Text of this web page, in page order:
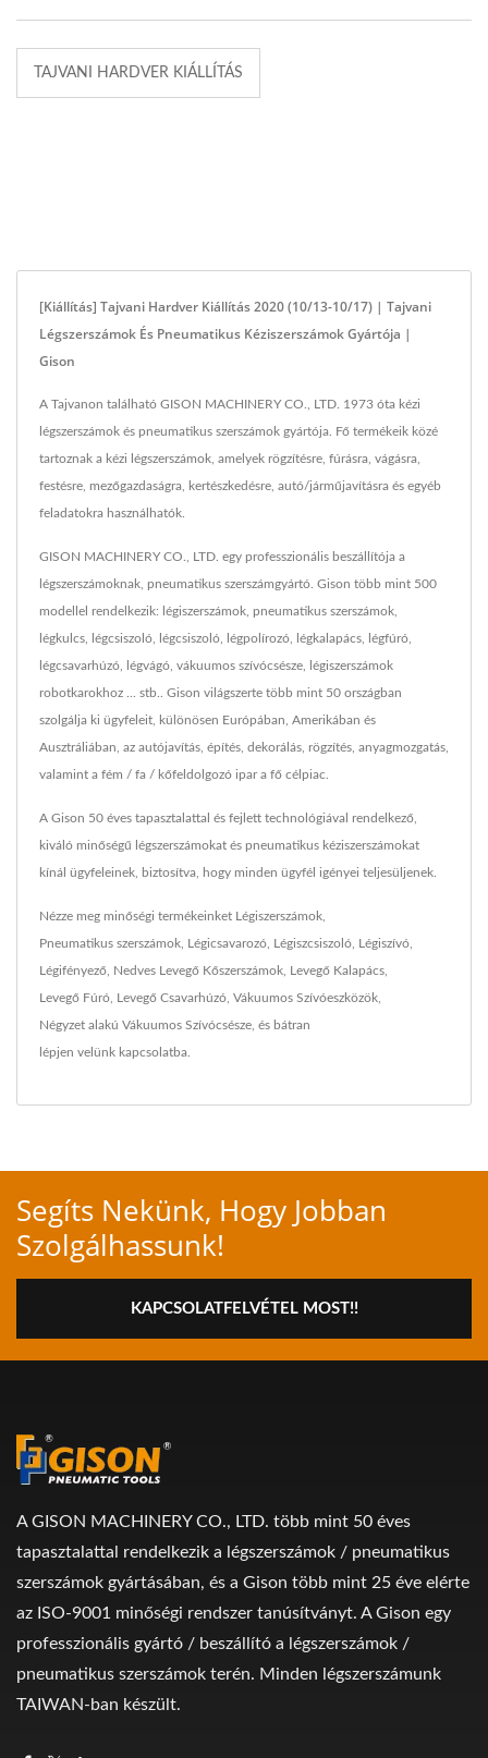
TAJVANI HARDVER KIÁLLÍTÁS
[Kiállítás] Tajvani Hardver Kiállítás 2020 (10/13-10/17) | Tajvani
Légszerszámok És Pneumatikus Kéziszerszámok Gyártója |
Gison
A Tajvanon található GISON MACHINERY CO., LTD. 1973 óta kézi
légszerszámok és pneumatikus szerszámok gyártója. Fő termékeik közé
tartoznak a kézi légszerszámok, amelyek rögzítésre, fúrásra, vágásra,
festésre, mezőgazdaságra, kertészkedésre, autó/járműjavításra és egyéb
feladatokra használhatók.
GISON MACHINERY CO., LTD. egy professzionális beszállítója a
légszerszámoknak, pneumatikus szerszámgyártó. Gison több mint 500
modellel rendelkezik: légiszerszámok, pneumatikus szerszámok,
légkulcs, légcsiszoló, légcsiszoló, légpolírozó, légkalapács, légfúró,
légcsavarhúzó, légvágó, vákuumos szívócsésze, légiszerszámok
robotkarokhoz ... stb.. Gison világszerte több mint 50 országban
szolgálja ki ügyfeleit, különösen Európában, Amerikában és
Ausztráliában, az autójavítás, építés, dekorálás, rögzítés, anyagmozgatás,
valamint a fém / fa / kőfeldolgozó ipar a fő célpiac.
A Gison 50 éves tapasztalattal és fejlett technológiával rendelkező,
kiváló minőségű légszerszámokat és pneumatikus kéziszerszámokat
kínál ügyfeleinek, biztosítva, hogy minden ügyfél igényei teljesüljenek.
Nézze meg minőségi termékeinket Légiszerszámok
Pneumatikus szerszámok Légicsavarozó Légiszcsiszoló Légiszívó
Légifényező Nedves Levegő Kőszerszámok Levegő Kalapács
Levegő Fúró Levegő Csavarhúzó Vákuumos Szívóeszközök
Négyzet alakú Vákuumos Szívócsésze , és bátran
lépjen velünk kapcsolatba
Segíts Nekünk, Hogy Jobban
Szolgálhassunk!
KAPCSOLATFELVÉTEL MOST!!
A GISON MACHINERY CO., LTD. több mint 50 éves
tapasztalattal rendelkezik a légszerszámok / pneumatikus
szerszámok gyártásában, és a Gison több mint 25 éve elérte
az ISO-9001 minőségi rendszer tanúsítványt. A Gison egy
professzionális gyártó / beszállító a légszerszámok /
pneumatikus szerszámok terén. Minden légszerszámunk
TAIWAN-ban készült.